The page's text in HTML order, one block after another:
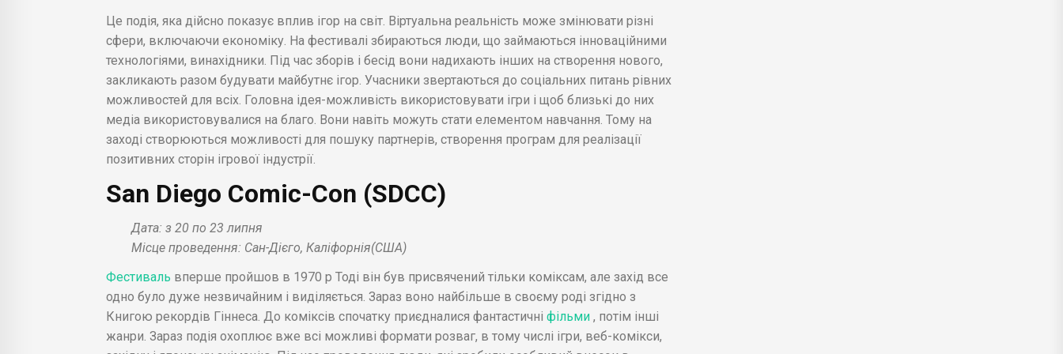
Це подія, яка дійсно показує вплив ігор на світ. Віртуальна реальність може змінювати різні
сфери, включаючи економіку. На фестивалі збираються люди, що займаються інноваційними
технологіями, винахідники. Під час зборів і бесід вони надихають інших на створення нового,
закликають разом будувати майбутнє ігор. Учасники звертаються до соціальних питань рівних
можливостей для всіх. Головна ідея-можливість використовувати ігри і щоб близькі до них
медіа використовувалися на благо. Вони навіть можуть стати елементом навчання. Тому на
заході створюються можливості для пошуку партнерів, створення програм для реалізації
позитивних сторін ігрової індустрії.
San Diego Comic-Con (SDCC)
Дата: з 20 по 23 липня
Місце проведення: Сан-Дієго, Каліфорнія(США)
Фестиваль вперше пройшов в 1970 р Тоді він був присвячений тільки коміксам, але захід все
одно було дуже незвичайним і виділяється. Зараз воно найбільше в своєму роді згідно з
Книгою рекордів Гіннеса. До коміксів спочатку приєдналися фантастичні фільми , потім інші
жанри. Зараз подія охоплює вже всі можливі формати розваг, в тому числі ігри, веб-комікси,